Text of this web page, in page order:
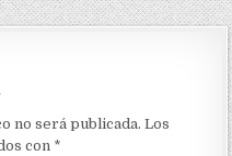
no será publicada. Los
con *